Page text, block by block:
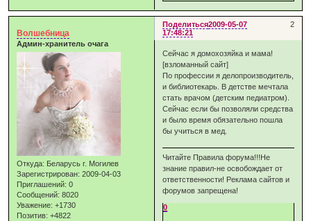
Поделиться 2
2009-05-07
17:48:21
Волшебница
Админ-хранитель очага
Откуда: Беларусь г. Могилев
Зарегистрирован: 2009-04-03
Приглашений: 0
Сообщений: 8020
Уважение: +1730
Позитив: +4822
Сейчас я домохозяйка и мама!
[взломанный сайт]
По профессии я делопроизводитель,
и библиотекарь. В детстве мечтала
стать врачом (детским педиатром).
Сейчас если бы позволяли средства
и было время обязательно пошла
бы учиться в мед.
Читайте Правила форума!!!Не
знание правил-не освобождает от
ответственности! Реклама сайтов и
форумов запрещена!
0